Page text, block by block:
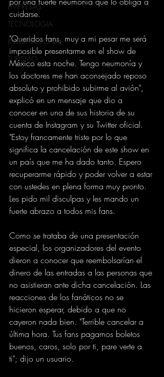
EMPRESAS
TECNOLOGIA
INTERNACIONAL
TURISMO
cuidarse.
"Queridos fans, muy a mi pesar me será
imposible presentarme en el show de
México esta noche. Tengo neumonía y
los doctores me han aconsejado reposo
absoluto y prohibido subirme al avión",
explicó en un mensaje que dio a
conocer en una de sus historia de su
cuenta de Instagram y su Twitter oficial.
"Estoy francamente triste por lo que
significa la cancelación de este show en
un país que me ha dado tanto. Espero
recuperarme rápido y poder volver a estar
con ustedes en plena forma muy pronto.
Les pido mil disculpas y les mando un
fuerte abrazo a todos mis fans.
Como se trataba de una presentación
especial, los organizadores del evento
dieron a conocer que reembolsarían el
dinero de las entradas a las personas que
no asistieran ante dicha cancelación. Las
reacciones de los fanáticos no se
hicieron esperar, debido a que no
cayeron nada bien. "Terrible cancelar a
última hora. Tus fans pagamos boletos
buenos, caros, solo por ti, pare verte a
ti"; dijo un usuario.